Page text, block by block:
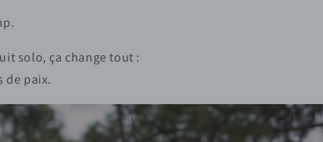
solo, ça change tout :
de paix.